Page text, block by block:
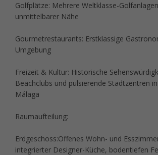
Golfplätze: Mehrere Weltklasse-
unmittelbarer Nähe
Gourmetrestaurants: Erstklassige
Umgebung
Freizeit & Kultur: Historische
Beachclubs und pulsierende Stadtzentren
Málaga
Raumaufteilung:
Erdgeschoss:Offenes Wohn- und
integrierter Designer-Küche, bodentiefen